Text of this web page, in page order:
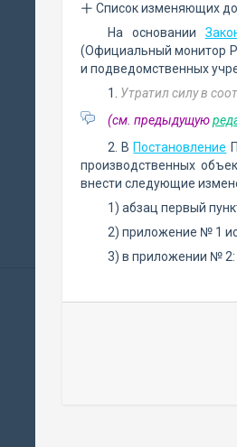
Список изменяющих
На основании
(Официальный монитор
и подведомственных
1. Утратил силу в
(см. предыдущую
2. В Постановление
производственных
внести следующие
1) абзац первый
2) приложение № 1
3) в приложении № 2: